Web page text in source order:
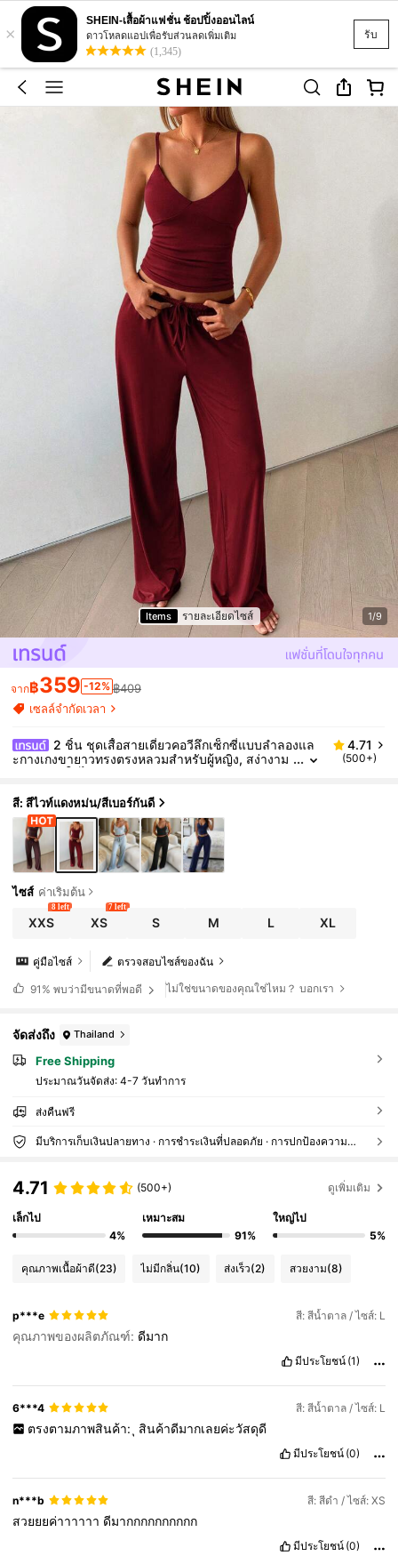
รับ
×
SHEIN-เสื้อผ้าแฟชั่น ช้อปปิ้งออนไลน์
ดาวโหลดแอปเพื่อรับส่วนลดเพิ่มเติม
(1,345)
Items รายละเอียดไซส์ 1/9
จาก฿359 -12% ฿409
เซลล์จำกัดเวลา
2 ชิ้น ชุดเสื้อสายเดี่ยวคอวีลึกเซ็กซี่แบบลำลองแล
ะกางเกงขายาวทรงตรงหลวมสำหรับผู้หญิง, สง่างาม
4.71
(500+)
สี: สีไวท์แดงหม่น/สีเบอร์กันดี
ไซส์ ค่าเริ่มต้น
XXS
8 left
XS
7 left
S M L XL
ตรวจสอบไซส์ของฉัน
คู่มือไซส์
91% พบว่ามีขนาดที่พอดี ไม่ใช่ขนาดของคุณใช่ไหม？ บอกเรา
จัดส่งถึง Thailand
Free Shipping
ประมาณวันจัดส่ง: 4-7 วันทำการ
ส่งคืนฟรี
มีบริการเก็บเงินปลายทาง · การชำระเงินที่ปลอดภัย · การปกป้องความเป็นส่วนตัว
4.71 (500+) ดูเพิ่มเติม
เล็กไป
4%
เหมาะสม
91%
ใหญ่ไป
5%
คุณภาพเนื้อผ้าดี(23) ไม่มีกลิ่น(10) ส่งเร็ว(2) สวยงาม(8)
p***e สี: สีน้ำตาล / ไซส์: L
คุณภาพของผลิตภัณฑ์: ดีมาก
มีประโยชน์ (1)
6***4 สี: สีน้ำตาล / ไซส์: L
ตรงตามภาพสินค้า: สินค้าดีมากเลยค่ะวัสดุดี
มีประโยชน์ (0)
n***b สี: สีดำ / ไซส์: XS
สวยยยค่าาาาาา ดีมากกกกกกกกกก
มีประโยชน์ (0)